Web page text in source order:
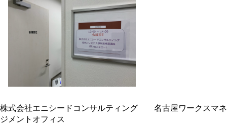
株式会社エニシードコンサルティング 名古屋ワークスマネ
ジメントオフィス